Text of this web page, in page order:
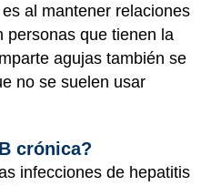
al mantener relaciones
personas que tienen la
agujas también se
no se suelen usar
crónica?
infecciones de hepatitis